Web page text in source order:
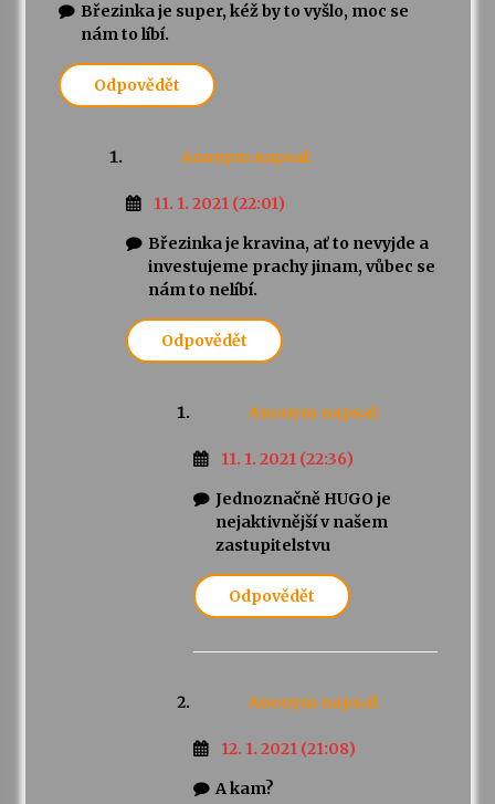
Březinka je super, kéž by to vyšlo, moc se
nám to líbí.
Odpovědět
Anonym napsal:
11. 1. 2021 (22:01)
Březinka je kravina, ať to nevyjde a
investujeme prachy jinam, vůbec se
nám to nelíbí.
Odpovědět
Anonym napsal:
11. 1. 2021 (22:36)
Jednoznačně HUGO je
nejaktivnější v našem
zastupitelstvu
Odpovědět
Anonym napsal:
12. 1. 2021 (21:08)
A kam?